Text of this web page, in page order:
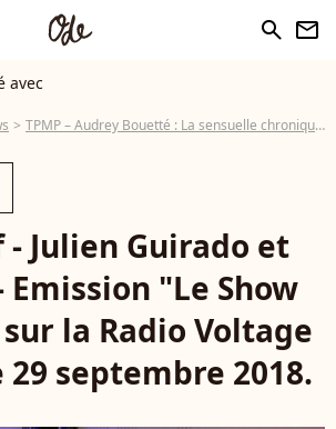
search newsletter
avec
TPMP – Audrey Bouetté : La sensuelle chroniqueuse est une ex d'une star de télé-réalité
- Julien Guirado et
Emission "Le Show
la Radio Voltage
29 septembre 2018.